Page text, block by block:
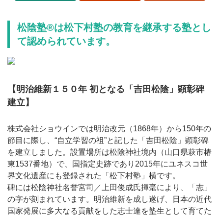
松陰塾®は松下村塾の教育を継承する塾とし
て認められています。
【明治維新１５０年 初となる「吉田松陰」顕彰碑
建立】
株式会社ショウインでは明治改元（1868年）から150年の
節目に際し、“自立学習の祖”と記した「吉田松陰」顕彰碑
を建立しました。設置場所は松陰神社境内（山口県萩市椿
東1537番地）で、国指定史跡であり2015年にユネスコ世
界文化遺産にも登録された「松下村塾」横です。
碑には松陰神社名誉宮司／上田俊成氏揮毫により、「志」
の字が刻まれています。明治維新を成し遂げ、日本の近代
国家発展に多大なる貢献をした志士達を塾生として育てた